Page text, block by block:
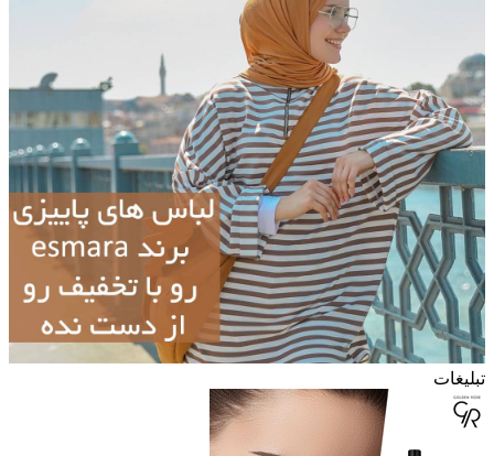
تبلیغات